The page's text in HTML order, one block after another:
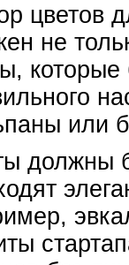
цветов
не
или
должны